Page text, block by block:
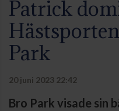
Patrick
Park
20 juni 2023 22:42
Bro Park visade sin